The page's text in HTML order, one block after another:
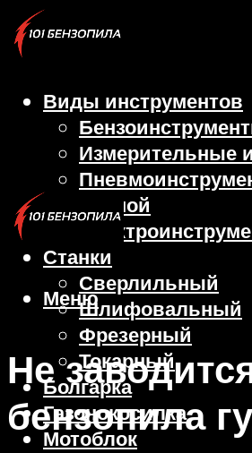
Виды инструментов
Измерительные
Ручной
Станки
Сверлильный
Шлифовальный
Фрезерный
Токарный
Болгарка
Газонокосилка
Мотоблок
Меню
Не
бензопила